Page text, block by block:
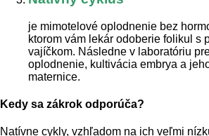
je mimotelové oplodnenie bez
ktorom vám lekár odoberie folikul s
vajíčkom. Následne v laboratóriu
oplodnenie, kultivácia embrya a
maternice.
Kedy sa zákrok odporúča?
Natívne cykly, vzhľadom na ich veľmi